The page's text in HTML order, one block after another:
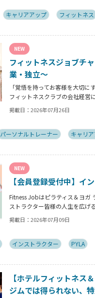
キャリアアップ フィットネス
NEW
フィットネスジョブチ
業・独立～
「覚悟を持ってお客様を大切にす
フィットネスクラブの会社経営
立し再起を図ったパーソナル
フィットネスクラブのキャンペ
掲載日： 2026年07月26日
パーソナルトレーナー キャリ
NEW
【会員登録受付中】イ
Fitness Jobはピラティス＆ヨガ
ストラクター皆様の人生を広げ
掲載日： 2026年07月09日
インストラクター PYLA
【ホテルフィットネス
ジムでは得られない、